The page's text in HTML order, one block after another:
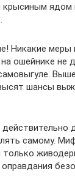
крысиным ядом
Никакие
ошейнике не
шансы
самому.
только